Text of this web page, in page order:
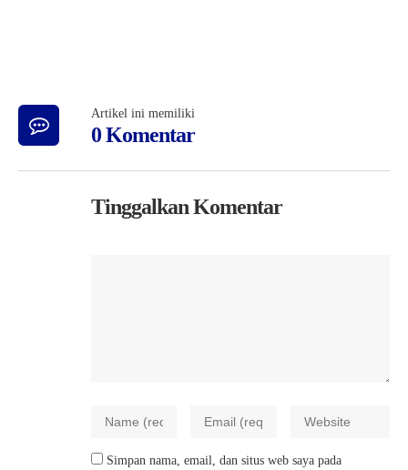
Artikel ini memiliki
0 Komentar
Tinggalkan Komentar
Simpan nama, email, dan situs web saya pada